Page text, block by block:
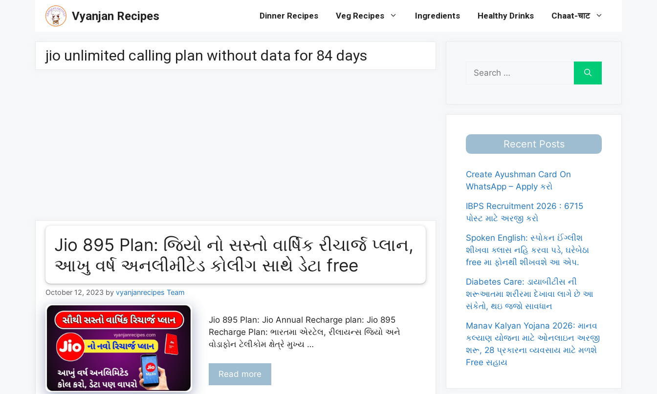
Vyanjan Recipes Dinner Recipes Veg Recipes Ingredients Healthy Drinks Chaat-चाट
jio unlimited calling plan without data for 84 days
Jio 895 Plan: જિયો નો સસ્તો વાર્ષિક રીચાર્જ પ્લાન,
આખુ વર્ષ અનલીમીટેડ કોલીંગ સાથે ડેટા free
October 12, 2023 by vyanjanrecipes Team
Jio 895 Plan: Jio Annual Recharge plan: Jio 895
Recharge Plan: ભારતમા એરટેલ, રીલાયન્સ જિયો અને
વોડાફોન ટેલીકોમ ક્ષેત્રે મુખ્ય …
Read more
Search
for:
Recent Posts
Create Ayushman Card On
WhatsApp – Apply કરો
IBPS Recruitment 2026 : 6715
પોસ્ટ માટે અરજી કરો
Spoken English: સ્પોકન ઈંગ્લીશ
શીખવા ક્લાસ નહિ કરવા પડે, ઘરેબેઠા
free મા ફોનથી શીખવશે આ એપ.
Diabetes Care: ડાયાબીટીસ ની
શરૂઆતમા શરીરમા દેખાવા લાગે છે આ
સંકેતો, થઇ જજો સાવધાન
Manav Kalyan Yojana 2026: માનવ
કલ્યાણ યોજના માટે ઓનલાઇન અરજી
શરૂ, 28 પ્રકારના વ્યવસાય માટે મળશે
Free સહાય